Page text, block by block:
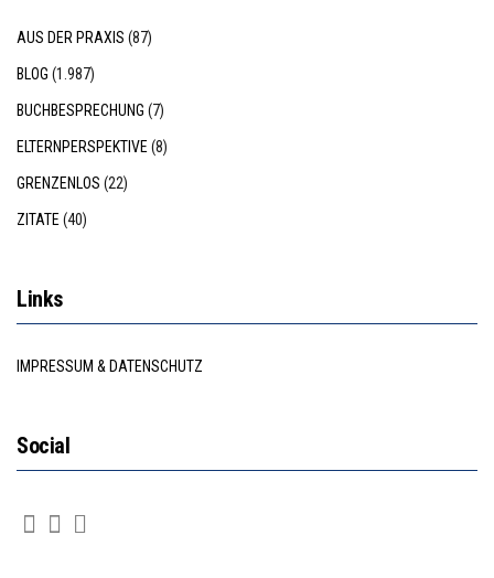
AUS DER PRAXIS (87)
BLOG (1.987)
BUCHBESPRECHUNG (7)
ELTERNPERSPEKTIVE (8)
GRENZENLOS (22)
ZITATE (40)
Links
IMPRESSUM & DATENSCHUTZ
Social